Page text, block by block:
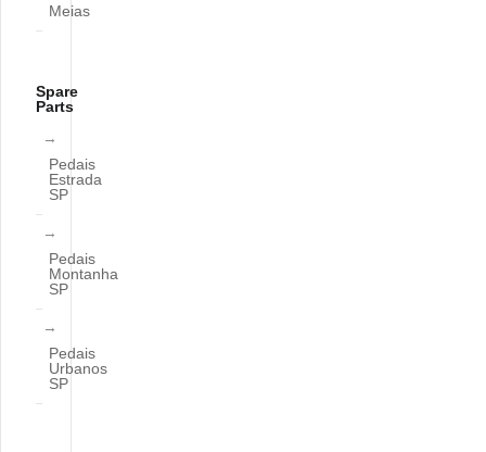
Meias
Spare
Parts
Pedais
Estrada
SP
Pedais
Montanha
SP
Pedais
Urbanos
SP